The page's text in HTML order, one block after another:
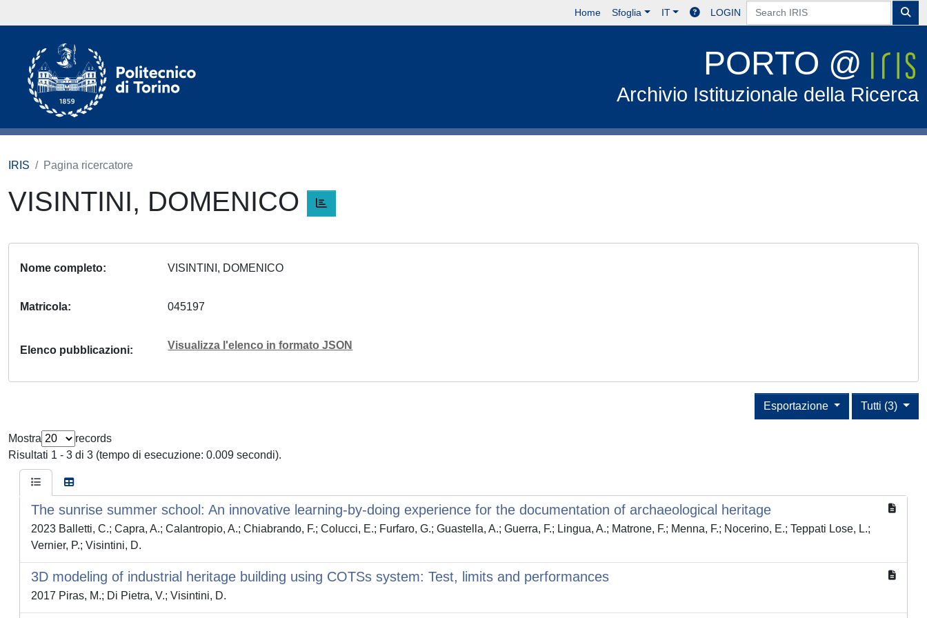
Home Sfoglia IT LOGIN
PORTO @
Archivio Istituzionale della Ricerca
IRIS Pagina ricercatore
VISINTINI, DOMENICO
Nome completo VISINTINI, DOMENICO
Matricola 045197
Elenco pubblicazioni Visualizza l'elenco in formato JSON
Tutti (3)
Esportazione
Mostra
records
Risultati 1 - 3 di 3 (tempo di esecuzione: 0.009 secondi).
The sunrise summer school: An innovative learning-by-doing experience for the documentation of archaeological heritage
2023 Balletti, C.; Capra, A.; Calantropio, A.; Chiabrando, F.; Colucci, E.; Furfaro, G.; Guastella, A.; Guerra, F.; Lingua, A.; Matrone, F.; Menna, F.; Nocerino, E.; Teppati Lose, L.;
Vernier, P.; Visintini, D.
3D modeling of industrial heritage building using COTSs system: Test, limits and performances
2017 Piras, M.; Di Pietra, V.; Visintini, D.